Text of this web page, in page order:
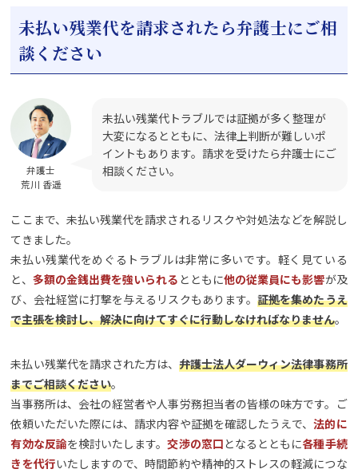
未払い残業代を請求されたら弁護士にご相
談ください
弁護士
荒川 香遥
未払い残業代トラブルでは証拠が多く整理が
大変になるとともに、法律上判断が難しいポ
イントもあります。請求を受けたら弁護士にご
相談ください。
ここまで、未払い残業代を請求されるリスクや対処法などを解説し
てきました。
未払い残業代をめぐるトラブルは非常に多いです。軽く見ている
と、 多額の金銭出費を強いられる とともに他の従業員にも影響が及
び、会社経営に打撃を与えるリスクもあります。証拠を集めたうえ
で主張を検討し、解決に向けてすぐに行動しなければなりません。
未払い残業代を請求された方は、弁護士法人ダーウィン法律事務所
までご相談ください。
当事務所は、会社の経営者や人事労務担当者の皆様の味方です。ご
依頼いただいた際には、請求内容や証拠を確認したうえで、法的に
有効な反論を検討いたします。交渉の窓口 となるとともに各種手続
きを代行いたしますので、時間節約や精神的ストレスの軽減につな